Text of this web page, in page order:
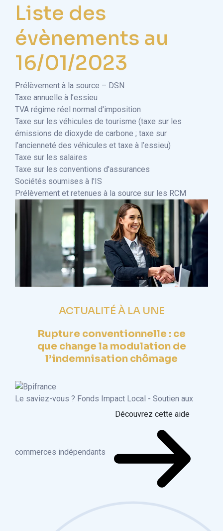
Liste des
évènements au
16/01/2023
Prélèvement à la source – DSN
Taxe annuelle à l’essieu
TVA régime réel normal d'imposition
Taxe sur les véhicules de tourisme (taxe sur les
émissions de dioxyde de carbone ; taxe sur
l’ancienneté des véhicules et taxe à l’essieu)
Taxe sur les salaires
Taxe sur les conventions d'assurances
Sociétés soumises à l'IS
Prélèvement et retenues à la source sur les RCM
ACTUALITÉ À LA UNE
Rupture conventionnelle : ce
que change la modulation de
l’indemnisation chômage
Le saviez-vous ? Fonds Impact Local - Soutien aux
commerces indépendants
Découvrez cette aide